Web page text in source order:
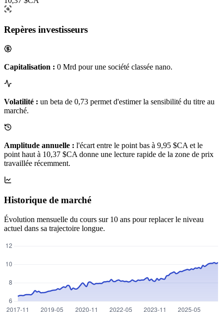
Repères investisseurs
Capitalisation : 0 Mrd pour une société classée nano.
Volatilité : un beta de 0,73 permet d'estimer la sensibilité du titre au
marché.
Amplitude annuelle : l'écart entre le point bas à 9,95 $CA et le
point haut à 10,37 $CA donne une lecture rapide de la zone de prix
travaillée récemment.
Historique de marché
Évolution mensuelle du cours sur 10 ans pour replacer le niveau
actuel dans sa trajectoire longue.